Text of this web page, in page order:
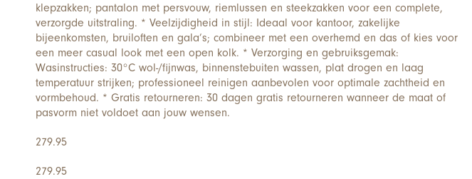
klepzakken; pantalon met persvouw, riemlussen en steekzakken voor een complete,
verzorgde uitstraling. * Veelzijdigheid in stijl: Ideaal voor kantoor, zakelijke
bijeenkomsten, bruiloften en gala’s; combineer met een overhemd en das of kies voor
een meer casual look met een open kolk. * Verzorging en gebruiksgemak:
Wasinstructies: 30°C wol-/fijnwas, binnenstebuiten wassen, plat drogen en laag
temperatuur strijken; professioneel reinigen aanbevolen voor optimale zachtheid en
vormbehoud. * Gratis retourneren: 30 dagen gratis retourneren wanneer de maat of
pasvorm niet voldoet aan jouw wensen.
279.95
279.95